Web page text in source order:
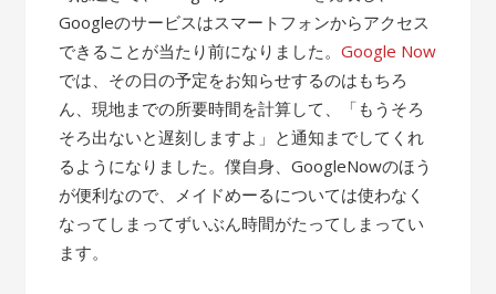
Googleのサービスはスマートフォンからアクセス
できることが当たり前になりました。Google Now
では、その日の予定をお知らせするのはもちろ
ん、現地までの所要時間を計算して、「もうそろ
そろ出ないと遅刻しますよ」と通知までしてくれ
るようになりました。僕自身、GoogleNowのほう
が便利なので、メイドめーるについては使わなく
なってしまってずいぶん時間がたってしまってい
ます。